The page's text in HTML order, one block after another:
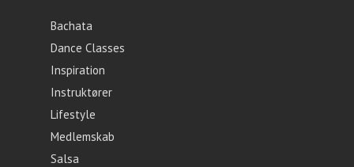
Bachata
Dance Classes
Inspiration
Instruktører
Lifestyle
Medlemskab
Salsa